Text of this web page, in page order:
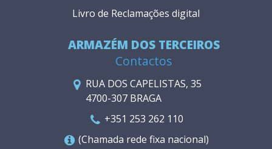
ARMAZÉM DOS TERCEIROS
Contactos
RUA DOS CAPELISTAS, 35
4700-307 BRAGA
+351 253 262 110
(Chamada rede fixa nacional)
Livro de Reclamações digital